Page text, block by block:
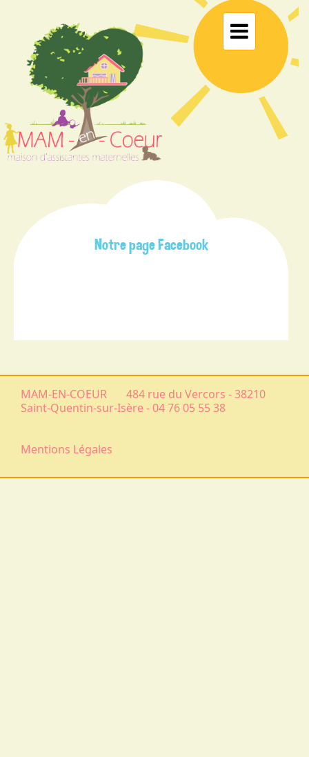
Navigation

Notre page Facebook
MAM-EN-COEUR
484 rue du Vercors - 38210
Saint-Quentin-sur-Isère -04 76 05 55 38
Mentions Légales